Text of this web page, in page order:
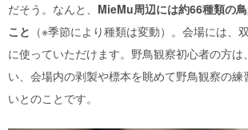
だそう。なんと、 MieMu周辺には約66種類の
こと （※季節により種類は変動） 。 会場には、
に使っていただけます。野鳥観察初心者の方は
い、会場内の剥製や標本を眺めて野鳥観察の練
いとのことです。